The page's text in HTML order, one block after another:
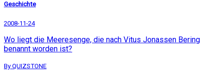
Geschichte
2008-11-24
Wo liegt die Meeresenge, die nach Vitus Jonassen Bering
benannt worden ist?
By QUIZSTONE